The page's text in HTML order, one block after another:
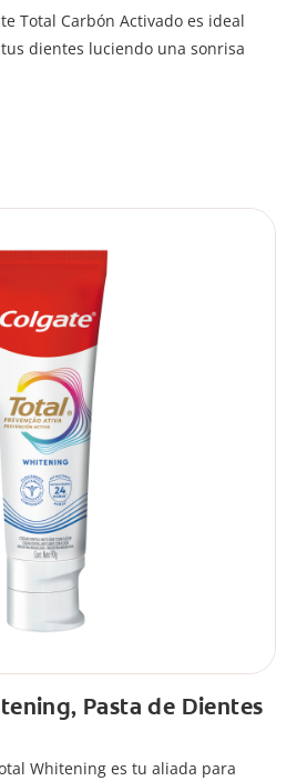
Total Carbón Activado es ideal
dientes luciendo una sonrisa
Pasta de Dientes
Whitening es tu aliada para